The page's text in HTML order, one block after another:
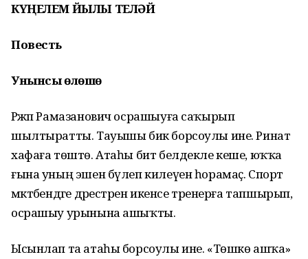
КҮҢЕЛЕМ ЙЫЛЫ ТЕЛӘЙ
Повесть
Унынсы өлөшө
Рәжәп Рамазанович осрашыуға саҡырып
шылтыратты. Тауышы бик борсоулы ине. Ринат
хафаға төштө. Атаһы бит белдекле кеше, юҡҡа
ғына уның эшен бүлеп килеүен һорамаҫ. Спорт
мәктәбендәге дәрестәрен икенсе тренерға тапшырып,
осрашыу урынына ашыҡты.
Ысынлап та атаһы борсоулы ине. «Төшкө ашҡа»